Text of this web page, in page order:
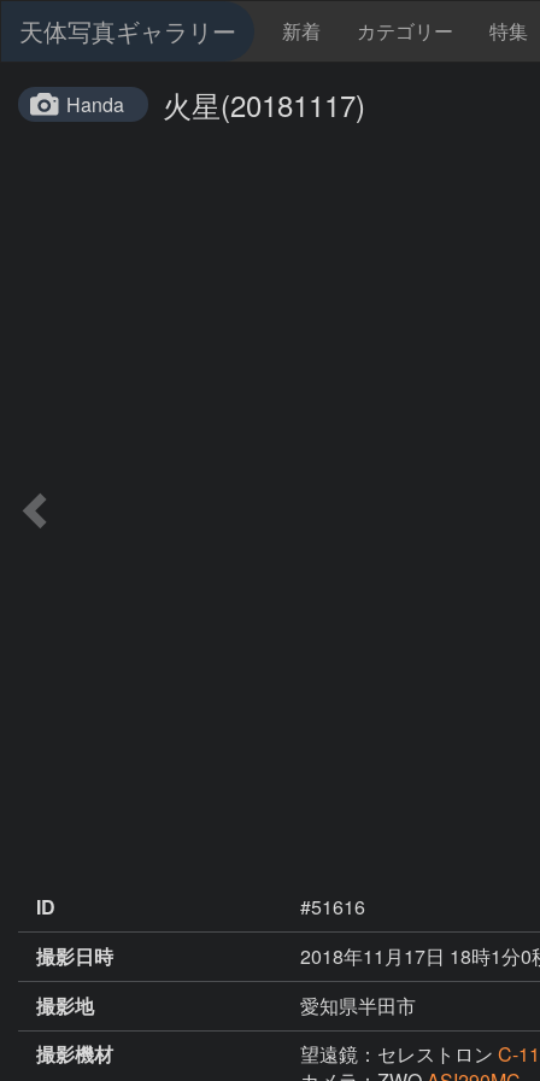
天体写真ギャラリー 新着 カテゴリー 特集
Handa 火星(20181117)
ID
#51616
撮影日時
2018年11月17日 18時1分0
撮影地
愛知県半田市
撮影機材
望遠鏡：セレストロン C-11